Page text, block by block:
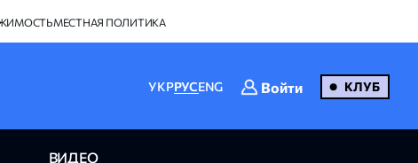
МЕСТНАЯ ПОЛИТИКА
УКРРУСENG Войти КЛУБ
ВИДЕО